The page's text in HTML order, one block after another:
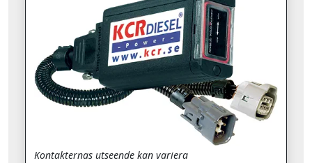
Kontakternas utseende kan variera